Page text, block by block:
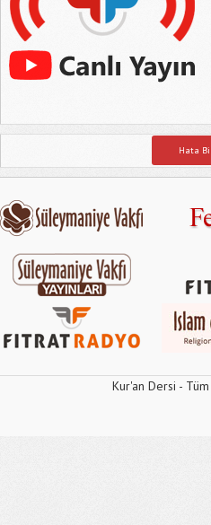
Hata
Kur'an Dersi - Tüm